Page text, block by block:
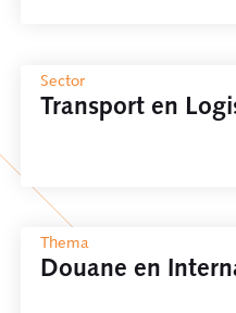
Sector
Transport en
Thema
Douane en